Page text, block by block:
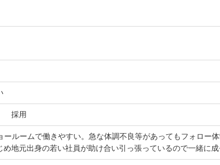
採用
ールームで働きやすい。急な体調不良等があってもフォロー
地元出身の若い社員が助け合い引っ張っているので一緒に成